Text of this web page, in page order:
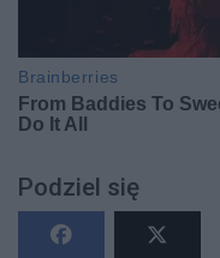
Podziel się